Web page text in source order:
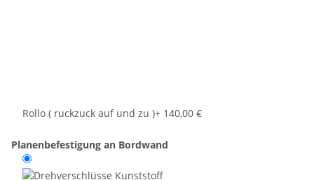
Rollo ( ruckzuck auf und zu )+ 140,00 €
Planenbefestigung an Bordwand